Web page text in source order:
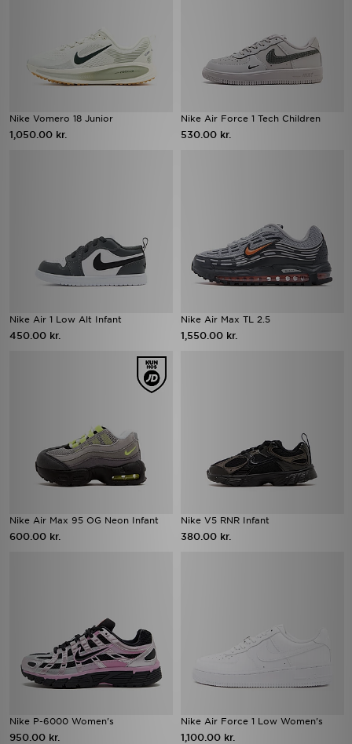
Nike Vomero 18 Junior
1,050.00 kr.
Nike Air Force 1 Tech Children
530.00 kr.
Nike Air 1 Low Alt Infant
450.00 kr.
Nike Air Max TL 2.5
1,550.00 kr.
Nike Air Max 95 OG Neon Infant
600.00 kr.
Nike V5 RNR Infant
380.00 kr.
Nike P-6000 Women's
950.00 kr.
Nike Air Force 1 Low Women's
1,100.00 kr.